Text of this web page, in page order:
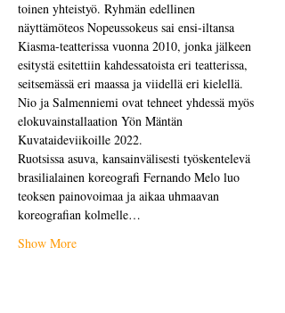
toinen yhteistyö. Ryhmän edellinen
näyttämöteos Nopeussokeus sai ensi-iltansa
Kiasma-teatterissa vuonna 2010, jonka jälkeen
esitystä esitettiin kahdessatoista eri teatterissa,
seitsemässä eri maassa ja viidellä eri kielellä.
Nio ja Salmenniemi ovat tehneet yhdessä myös
elokuvainstallaation Yön Mäntän
Kuvataideviikoille 2022.
Ruotsissa asuva, kansainvälisesti työskentelevä
brasilialainen koreografi Fernando Melo luo
teoksen painovoimaa ja aikaa uhmaavan
koreografian kolmelle…
Show More